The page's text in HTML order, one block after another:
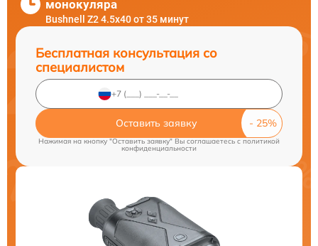
монокуляра
Bushnell Z2 4.5x40 от 35 минут
Бесплатная консультация со
специалистом
Оставить заявку
Нажимая на кнопку "Оставить заявку" Вы соглашаетесь cполитикой
конфиденциальности